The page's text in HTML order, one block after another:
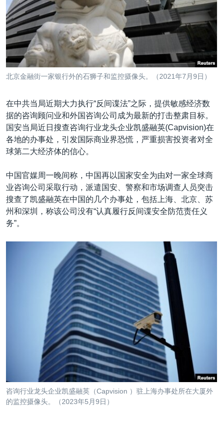
到
检
索
非洲
美洲
全球议题
军事
劳工
环境
国会报道
美中关系
美国建国250周年
埃博拉疫情
重要讲话与声明
台海两岸关系
南中国海争端
关注西藏
关注新疆
GEN Z 看美国
VOA今日焦点
中文广播
关注我们
其他语言网站
北京金融街一家银行外的石狮子和监控摄像头。（2021年7月9日）
在中共当局近期大力执行“反间谍法”之际，提供敏感经济数
据的咨询顾问业和外国咨询公司成为最新的打击整肃目标。
国安当局近日搜查咨询行业龙头企业凯盛融英(Capvision)在
各地的办事处，引发国际商业界恐慌，严重损害投资者对全
球第二大经济体的信心。
中国官媒周一晚间称，中国再以国家安全为由对一家全球商
业咨询公司采取行动，派遣国安、警察和市场调查人员突击
搜查了凯盛融英在中国的几个办事处，包括上海、北京、苏
州和深圳，称该公司没有“认真履行反间谍安全防范责任义
务”。
咨询行业龙头企业凯盛融英（Capvision ）驻上海办事处所在大厦外
的监控摄像头。（2023年5月9日）